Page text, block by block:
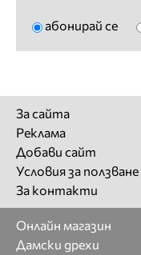
абонирай се
За сайта
Реклама
Добави сайт
Условия за ползване
За контакти
Онлайн магазин
Дамски дрехи